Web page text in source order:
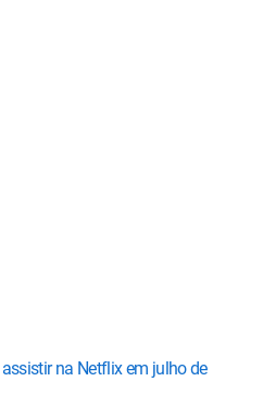
na Netflix em julho de